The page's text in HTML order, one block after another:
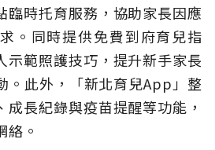
臨時托育服務，協助家長因應
。同時提供免費到府育兒指
示範照護技巧，提升新手家長
。此外，「新北育兒App」整
成長紀錄與疫苗提醒等功能，
絡。